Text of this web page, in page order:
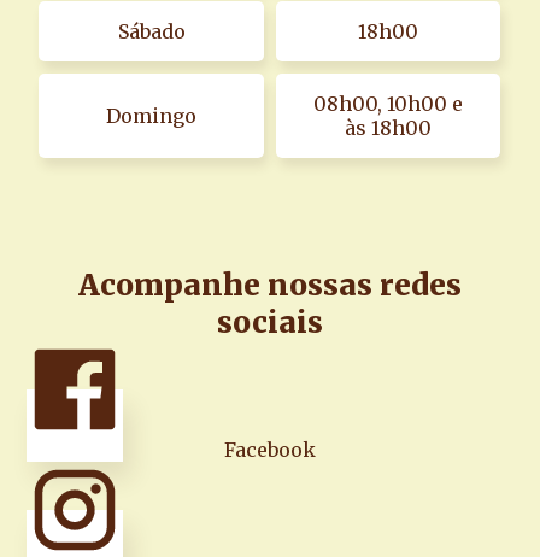
Sábado 18h00
Domingo
08h00, 10h00 e
às 18h00
Acompanhe nossas redes
sociais
Facebook